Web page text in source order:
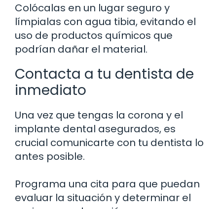
Colócalas en un lugar seguro y
límpialas con agua tibia, evitando el
uso de productos químicos que
podrían dañar el material.
Contacta a tu dentista de
inmediato
Una vez que tengas la corona y el
implante dental asegurados, es
crucial comunicarte con tu dentista lo
antes posible.
Programa una cita para que puedan
evaluar la situación y determinar el